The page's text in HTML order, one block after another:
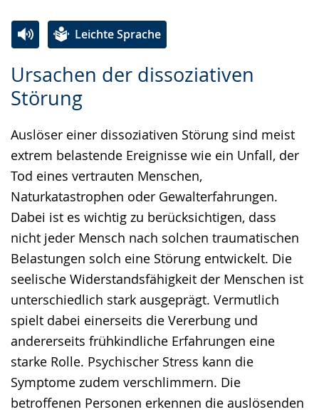
Ursachen der dissoziativen
Störung
Auslöser einer dissoziativen Störung sind meist
extrem belastende Ereignisse wie ein Unfall, der
Tod eines vertrauten Menschen,
Naturkatastrophen oder Gewalterfahrungen.
Dabei ist es wichtig zu berücksichtigen, dass
nicht jeder Mensch nach solchen traumatischen
Belastungen solch eine Störung entwickelt. Die
seelische Widerstandsfähigkeit der Menschen ist
unterschiedlich stark ausgeprägt. Vermutlich
spielt dabei einerseits die Vererbung und
andererseits frühkindliche Erfahrungen eine
starke Rolle. Psychischer Stress kann die
Symptome zudem verschlimmern. Die
betroffenen Personen erkennen die auslösenden
Leichte Sprache
Leichten
Sprache
Audio-
Unterstützung.
Video
in
Gebärdensprache
wird
angezeigt.